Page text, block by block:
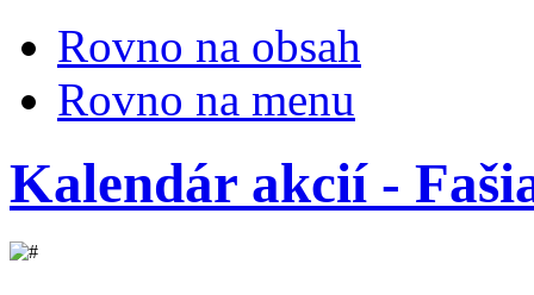
Rovno na obsah
Rovno na menu
Kalendár akcií -